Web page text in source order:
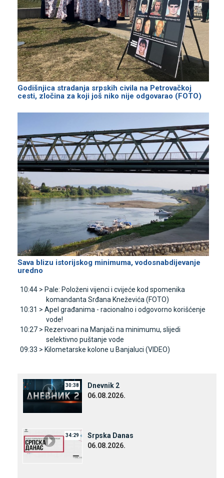
Godišnjica stradanja srpskih civila na Petrovačkoj
cesti, zločina za koji još niko nije odgovarao (FOTO)
Sava blizu istorijskog minimuma, vodosnabdijevanje
uredno
10:44 > Pale: Položeni vijenci i cvijeće kod spomenika
komandanta Srđana Kneževića (FOTO)
10:31 > Apel građanima - racionalno i odgovorno korišćenje
vode!
10:27 > Rezervoari na Manjači na minimumu, slijedi
selektivno puštanje vode
09:33 > Kilometarske kolone u Banjaluci (VIDEO)
30:38
Dnevnik 2
06.08.2026.
34:29
Srpska Danas
06.08.2026.